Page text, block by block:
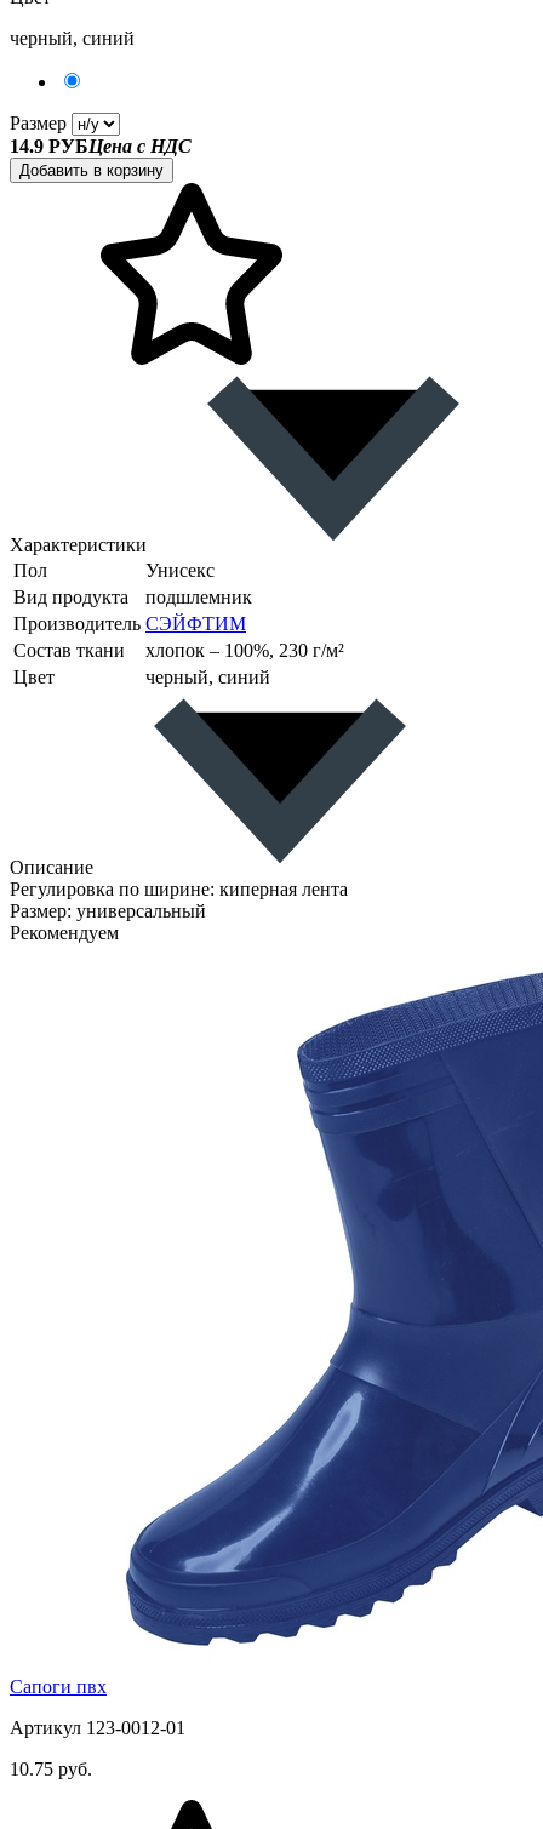
черный, синий
Размер
14.9 РУБЦена с НДС
Добавить в корзину
Характеристики
Пол
Унисекс
Вид продукта
подшлемник
Производитель СЭЙФТИМ
Состав ткани
хлопок – 100%, 230 г/м²
Цвет
черный, синий
Описание
Регулировка по ширине: киперная лента
Размер: универсальный
Рекомендуем
Сапоги пвх
Артикул 123-0012-01
10.75 руб.